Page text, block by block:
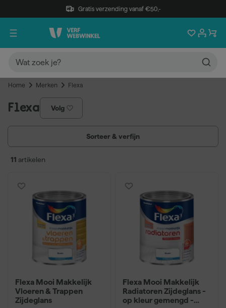
Gratis verzending vanaf €50,-
Home Merken Flexa
Flexa Volg
Sorteer & verfijn
11 artikelen
Flexa Mooi Makkelijk
Vloeren & Trappen
Zijdeglans
Flexa Mooi Makkelijk
Radiatoren Zijdeglans -
op kleur gemengd -